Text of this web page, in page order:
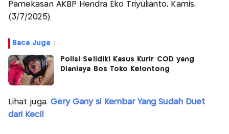
Pamekasan AKBP Hendra Eko Triyulianto, Kamis,
(3/7/2025).
Baca Juga :
Polisi Selidiki Kasus Kurir COD yang
Dianiaya Bos Toko Kelontong
Lihat juga: Gery Gany si Kembar Yang Sudah Duet
dari Kecil